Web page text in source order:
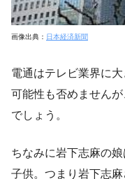
画像出典： 日本経済新聞
電通はテレビ業界に
可能性も否めません
でしょう。
ちなみに岩下志麻の
子供。つまり岩下志